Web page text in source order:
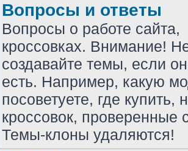
Вопросы и ответы
Вопросы о работе сайта,
кроссовках. Внимание!
создавайте темы, если
есть. Например, какую
посоветуете, где купить,
кроссовок, проверенные
Темы-клоны удаляются!